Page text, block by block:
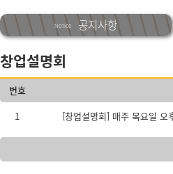
Notice 공지사항
창업설명회
번호
1
[창업설명회] 매주 목요일